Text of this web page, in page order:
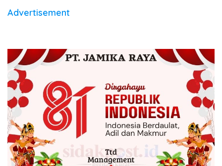
Advertisement